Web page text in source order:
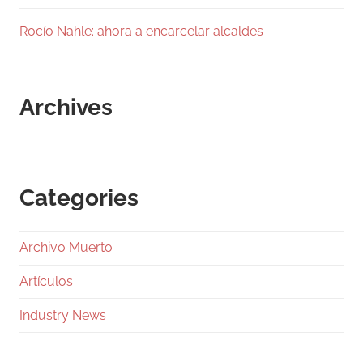
Rocío Nahle: ahora a encarcelar alcaldes
Archives
Categories
Archivo Muerto
Artículos
Industry News